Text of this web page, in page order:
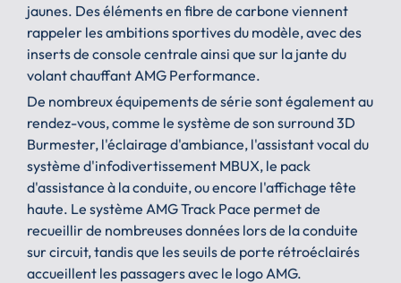
jaunes. Des éléments en fibre de carbone viennent
rappeler les ambitions sportives du modèle, avec des
inserts de console centrale ainsi que sur la jante du
volant chauffant AMG Performance.
De nombreux équipements de série sont également au
rendez-vous, comme le système de son surround 3D
Burmester, l'éclairage d'ambiance, l'assistant vocal du
système d'infodivertissement MBUX, le pack
d'assistance à la conduite, ou encore l'affichage tête
haute. Le système AMG Track Pace permet de
recueillir de nombreuses données lors de la conduite
sur circuit, tandis que les seuils de porte rétroéclairés
accueillent les passagers avec le logo AMG.